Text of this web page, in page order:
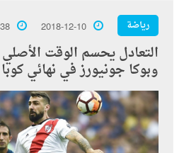
رياضة 2018-12-10
التعادل يحسم الوقت
وبوكا جونيورز في نهائي